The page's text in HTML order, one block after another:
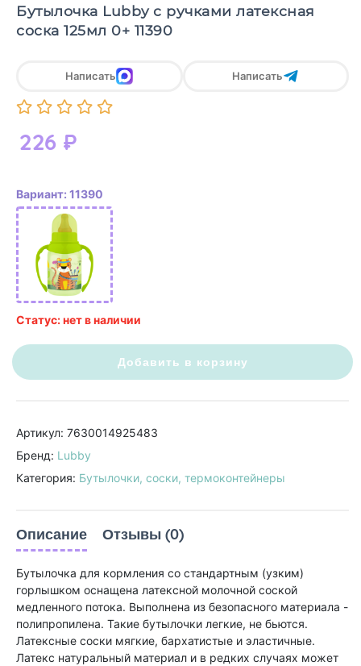
Бутылочка Lubby с ручками латексная
соска 125мл 0+ 11390
226 ₽
Написать Написать
Вариант: 11390
Статус: нет в наличии
Добавить в корзину
Артикул: 7630014925483
Бренд: Lubby
Категория: Бутылочки, соски, термоконтейнеры
Описание Отзывы (0)
Бутылочка для кормления со стандартным (узким)
горлышком оснащена латексной молочной соской
медленного потока. Выполнена из безопасного материала -
полипропилена. Такие бутылочки легкие, не бьются.
Латексные соски мягкие, бархатистые и эластичные.
Латекс натуральный материал и в редких случаях может